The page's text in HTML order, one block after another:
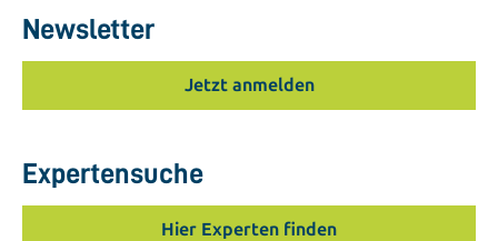
Newsletter
Jetzt anmelden
Expertensuche
Hier Experten finden